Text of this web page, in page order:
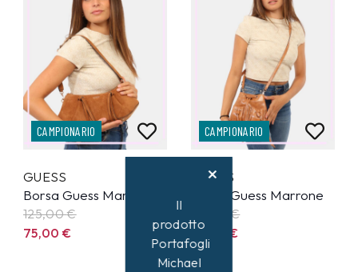
CAMPIONARIO
GUESS
Borsa Guess Marrone
125,00€
75,00€
CAMPIONARIO
GUESS
Borsa Guess Marrone
€
57,00
€
Il
prodotto
Portafogli
Michael